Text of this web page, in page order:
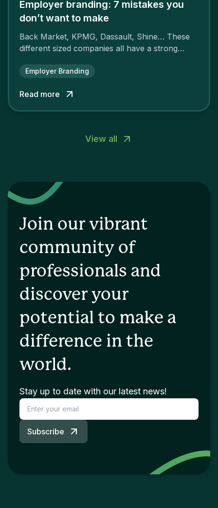
Employer branding: 7 mistakes you
don’t want to make
Back Market, KPMG, Dassault, Shine… These
different sized companies all have a strong
attractiveness and loyalty and makes their
Employer Branding
Read more
View all
Join our vibrant
community of
professionals and
discover your
potential to make a
difference in the
world.
Stay up to date with our latest news!
Subscribe